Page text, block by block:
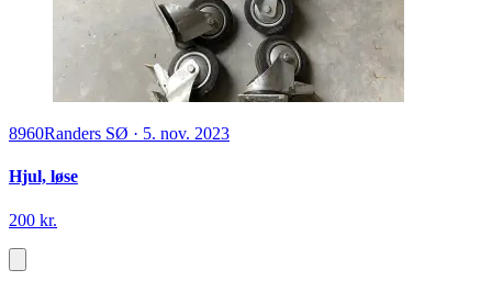
8960Randers SØ · 5. nov. 2023
Hjul, løse
200 kr.